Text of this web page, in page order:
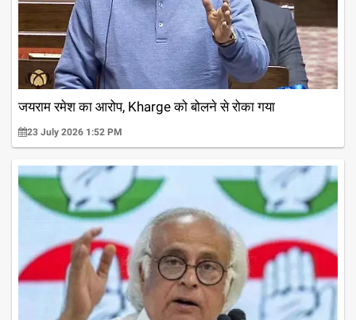
जयराम रमेश का आरोप, Kharge को बोलने से रोका गया
23 July 2026 1:52 PM